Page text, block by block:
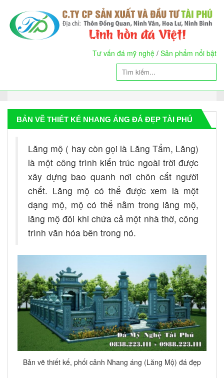
Tư vấn đá mỹ nghệ / Sản phẩm nổi bật
BẢN VẼ THIẾT KẾ NHANG ÁNG ĐÁ ĐẸP TÀI PHÚ
Lăng mộ ( hay còn gọi là Lăng Tẩm, Lăng)
là một công trình kiến trúc ngoài trời được
xây dựng bao quanh nơi chôn cất người
chết. Lăng mộ có thể được xem là một
dạng mộ, mộ có thể nằm trong lăng mộ,
lăng mộ đôi khi chứa cả một nhà thờ, công
trình văn hóa bên trong nó.
Bản vẽ thiết kế, phối cảnh Nhang áng (Lăng Mộ) đá đẹp